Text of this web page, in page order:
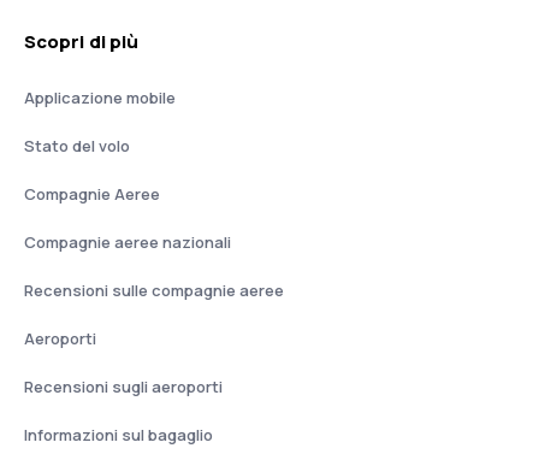
Scopri di più
Applicazione mobile
Stato del volo
Compagnie Aeree
Compagnie aeree nazionali
Recensioni sulle compagnie aeree
Aeroporti
Recensioni sugli aeroporti
Informazioni sul bagaglio